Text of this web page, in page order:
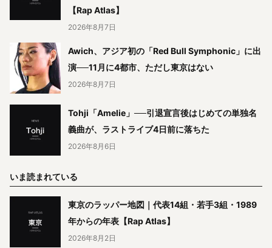
【Rap Atlas】
2026年8月7日
Awich、アジア初の「Red Bull Symphonic」に出
演──11月に4都市、ただし東京はない
2026年8月7日
Tohji「Amelie」──引退宣言後はじめての単独名
義曲が、ラストライブ4日前に落ちた
2026年8月6日
いま読まれている
東京のラッパー地図｜代表14組・若手3組・1989
年からの年表【Rap Atlas】
2026年8月2日